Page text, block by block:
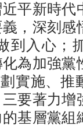
平新時代
，深刻感
到入心；
為加強黨
實施、推
要著力增
基層黨組